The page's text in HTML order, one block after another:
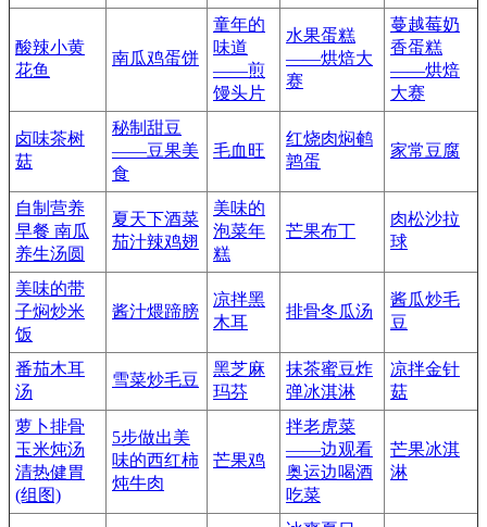
酸辣小黄
花鱼
南瓜鸡蛋饼
童年的
味道
——煎
馒头片
水果蛋糕
——烘焙大
赛
蔓越莓奶
香蛋糕
——烘焙
大赛
卤味茶树
菇
秘制甜豆
——豆果美
食
毛血旺
红烧肉焖鹌
鹑蛋
家常豆腐
自制营养
早餐 南瓜
养生汤圆
夏天下酒菜
茄汁辣鸡翅
美味的
泡菜年
糕
芒果布丁
肉松沙拉
球
美味的带
子焖炒米
饭
酱汁煨蹄膀
凉拌黑
木耳
排骨冬瓜汤
酱瓜炒毛
豆
番茄木耳
汤
雪菜炒毛豆
黑芝麻
玛芬
抹茶蜜豆炸
弹冰淇淋
凉拌金针
菇
萝卜排骨
玉米炖汤
清热健胃
(组图)
5步做出美
味的西红柿
炖牛肉
芒果鸡
拌老虎菜
——边观看
奥运边喝酒
吃菜
芒果冰淇
淋